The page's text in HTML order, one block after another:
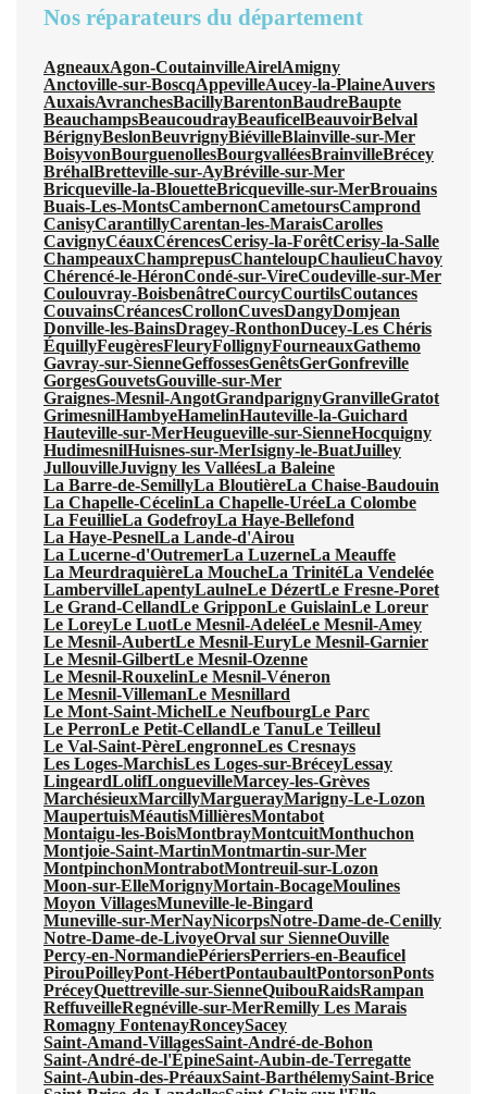
Nos réparateurs du département
AgneauxAgon-CoutainvilleAirelAmigny
Anctoville-sur-BoscqAppevilleAucey-la-PlaineAuvers
AuxaisAvranchesBacillyBarentonBaudreBaupte
BeauchampsBeaucoudrayBeauficelBeauvoirBelval
BérignyBeslonBeuvrignyBiévilleBlainville-sur-Mer
BoisyvonBourguenollesBourgvalléesBrainvilleBrécey
BréhalBretteville-sur-AyBréville-sur-Mer
Bricqueville-la-BlouetteBricqueville-sur-MerBrouains
Buais-Les-MontsCambernonCametoursCamprond
CanisyCarantillyCarentan-les-MaraisCarolles
CavignyCéauxCérencesCerisy-la-ForêtCerisy-la-Salle
ChampeauxChamprepusChanteloupChaulieuChavoy
Chérencé-le-HéronCondé-sur-VireCoudeville-sur-Mer
Coulouvray-BoisbenâtreCourcyCourtilsCoutances
CouvainsCréancesCrollonCuvesDangyDomjean
Donville-les-BainsDragey-RonthonDucey-Les Chéris
ÉquillyFeugèresFleuryFollignyFourneauxGathemo
Gavray-sur-SienneGeffossesGenêtsGerGonfreville
GorgesGouvetsGouville-sur-Mer
Graignes-Mesnil-AngotGrandparignyGranvilleGratot
GrimesnilHambyeHamelinHauteville-la-Guichard
Hauteville-sur-MerHeugueville-sur-SienneHocquigny
HudimesnilHuisnes-sur-MerIsigny-le-BuatJuilley
JullouvilleJuvigny les ValléesLa Baleine
La Barre-de-SemillyLa BloutièreLa Chaise-Baudouin
La Chapelle-CécelinLa Chapelle-UréeLa Colombe
La FeuillieLa GodefroyLa Haye-Bellefond
La Haye-PesnelLa Lande-d'Airou
La Lucerne-d'OutremerLa LuzerneLa Meauffe
La MeurdraquièreLa MoucheLa TrinitéLa Vendelée
LambervilleLapentyLaulneLe DézertLe Fresne-Poret
Le Grand-CellandLe GripponLe GuislainLe Loreur
Le LoreyLe LuotLe Mesnil-AdeléeLe Mesnil-Amey
Le Mesnil-AubertLe Mesnil-EuryLe Mesnil-Garnier
Le Mesnil-GilbertLe Mesnil-Ozenne
Le Mesnil-RouxelinLe Mesnil-Véneron
Le Mesnil-VillemanLe Mesnillard
Le Mont-Saint-MichelLe NeufbourgLe Parc
Le PerronLe Petit-CellandLe TanuLe Teilleul
Le Val-Saint-PèreLengronneLes Cresnays
Les Loges-MarchisLes Loges-sur-BréceyLessay
LingeardLolifLonguevilleMarcey-les-Grèves
MarchésieuxMarcillyMarguerayMarigny-Le-Lozon
MaupertuisMéautisMillièresMontabot
Montaigu-les-BoisMontbrayMontcuitMonthuchon
Montjoie-Saint-MartinMontmartin-sur-Mer
MontpinchonMontrabotMontreuil-sur-Lozon
Moon-sur-ElleMorignyMortain-BocageMoulines
Moyon VillagesMuneville-le-Bingard
Muneville-sur-MerNayNicorpsNotre-Dame-de-Cenilly
Notre-Dame-de-LivoyeOrval sur SienneOuville
Percy-en-NormandiePériersPerriers-en-Beauficel
PirouPoilleyPont-HébertPontaubaultPontorsonPonts
PréceyQuettreville-sur-SienneQuibouRaidsRampan
ReffuveilleRegnéville-sur-MerRemilly Les Marais
Romagny FontenayRonceySacey
Saint-Amand-VillagesSaint-André-de-Bohon
Saint-André-de-l'ÉpineSaint-Aubin-de-Terregatte
Saint-Aubin-des-PréauxSaint-BarthélemySaint-Brice